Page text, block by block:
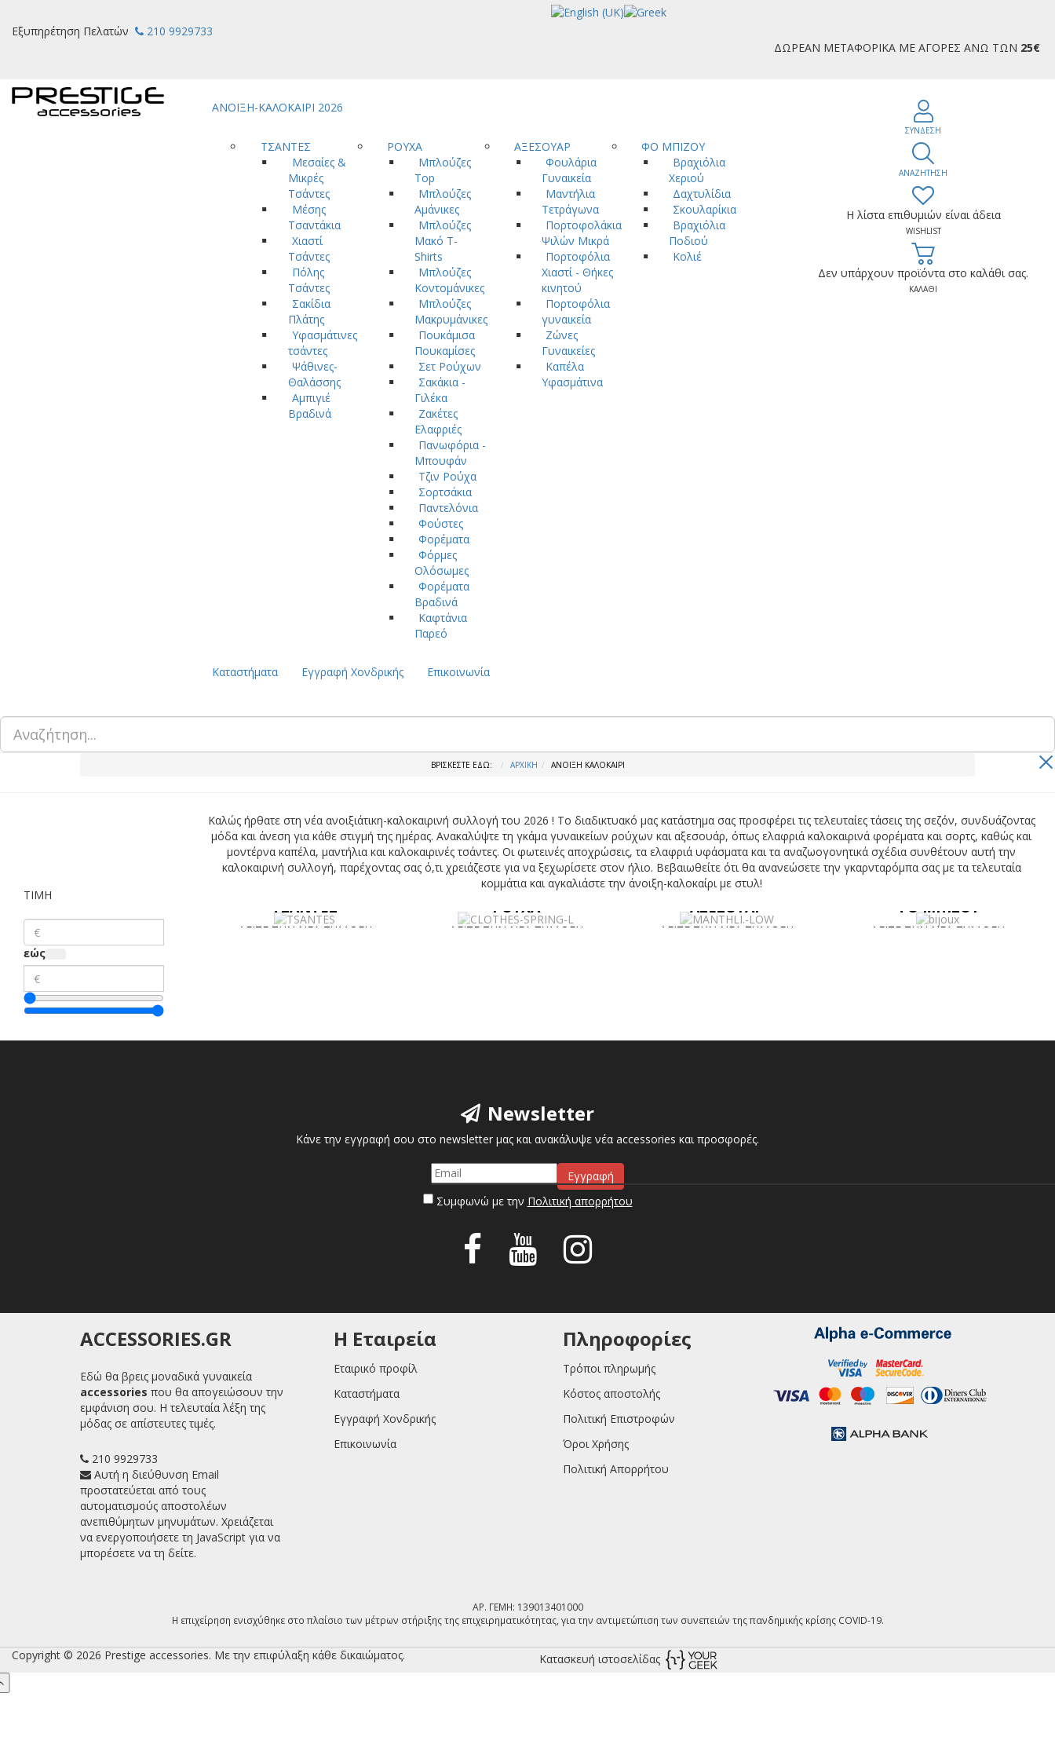
Εξυπηρέτηση Πελατών
210 9929733
ΔΩΡΕΑΝ ΜΕΤΑΦΟΡΙΚΑ ΜΕ ΑΓΟΡΕΣ ΑΝΩ ΤΩΝ 25€
ΑΝΟΙΞΗ-ΚΑΛΟΚΑΙΡΙ 2026
ΤΣΑΝΤΕΣ
Μεσαίες &
Μικρές
Τσάντες
Μέσης
Τσαντάκια
Χιαστί
Τσάντες
Πόλης
Τσάντες
Σακίδια
Πλάτης
Υφασμάτινες
τσάντες
Ψάθινες-
Θαλάσσης
Αμπιγιέ
Βραδινά
ΡΟΥΧΑ
Μπλούζες
Top
Μπλούζες
Αμάνικες
Μπλούζες
Μακό T-
Shirts
Μπλούζες
Κοντομάνικες
Μπλούζες
Μακρυμάνικες
Πουκάμισα
Πουκαμίσες
Σετ Ρούχων
Σακάκια -
Γιλέκα
Ζακέτες
Ελαφριές
Πανωφόρια -
Μπουφάν
Τζιν Ρούχα
Σορτσάκια
Παντελόνια
Φούστες
Φορέματα
Φόρμες
Ολόσωμες
Φορέματα
Βραδινά
Καφτάνια
Παρεό
ΑΞΕΣΟΥΑΡ
Φουλάρια
Γυναικεία
Μαντήλια
Τετράγωνα
Πορτοφολάκια
Ψιλών Μικρά
Πορτοφόλια
Χιαστί - Θήκες
κινητού
Πορτοφόλια
γυναικεία
Ζώνες
Γυναικείες
Καπέλα
Υφασμάτινα
ΦΟ ΜΠΙΖΟΥ
Βραχιόλια
Χεριού
Δαχτυλίδια
Σκουλαρίκια
Βραχιόλια
Ποδιού
Κολιέ
Καταστήματα Εγγραφή Χονδρικής Επικοινωνία
ΣΥΝΔΕΣΗ
ΑΝΑΖΗΤΗΣΗ
Η λίστα επιθυμιών είναι άδεια
WISHLIST
Δεν υπάρχουν προϊόντα στο καλάθι σας.
ΚΑΛΑΘΙ
Αναζήτηση...
ΒΡΊΣΚΕΣΤΕ ΕΔΏ: ΑΡΧΙΚΉ ΑΝΟΙΞΗ ΚΑΛΟΚΑΙΡΙ
Καλώς ήρθατε στη νέα ανοιξιάτικη-καλοκαιρινή συλλογή του 2026 ! Το διαδικτυακό μας κατάστημα σας προσφέρει τις τελευταίες τάσεις της σεζόν, συνδυάζοντας
μόδα και άνεση για κάθε στιγμή της ημέρας. Ανακαλύψτε τη γκάμα γυναικείων ρούχων και αξεσουάρ, όπως ελαφριά καλοκαιρινά φορέματα και σορτς, καθώς και
μοντέρνα καπέλα, μαντήλια και καλοκαιρινές τσάντες. Οι φωτεινές αποχρώσεις, τα ελαφριά υφάσματα και τα αναζωογονητικά σχέδια συνθέτουν αυτή την
καλοκαιρινή συλλογή, παρέχοντας σας ό,τι χρειάζεστε για να ξεχωρίσετε στον ήλιο. Βεβαιωθείτε ότι θα ανανεώσετε την γκαρνταρόμπα σας με τα τελευταία
κομμάτια και αγκαλιάστε την άνοιξη-καλοκαίρι με στυλ!
ΤΣΑΝΤΕΣ
ΔΕΙΤΕ ΤΗΝ ΝΕΑ ΣΥΛΛΟΓΗ
ΡΟΥΧΑ
ΔΕΙΤΕ ΤΗΝ ΝΕΑ ΣΥΛΛΟΓΗ
ΑΞΕΣΟΥΑΡ
ΔΕΙΤΕ ΤΗΝ ΝΕΑ ΣΥΛΛΟΓΗ
ΦΟ ΜΠΙΖΟΥ
ΔΕΙΤΕ ΤΗΝ ΝΕΑ ΣΥΛΛΟΓΗ
ΤΙΜΗ
εώς
Newsletter
Κάνε την εγγραφή σου στο newsletter μας και ανακάλυψε νέα accessories και προσφορές.
Συμφωνώ με την Πολιτική απορρήτου
ACCESSORIES.GR
Εδώ θα βρεις μοναδικά γυναικεία
accessories που θα απογειώσουν την
εμφάνιση σου. Η τελευταία λέξη της
μόδας σε απίστευτες τιμές.
210 9929733
Αυτή η διεύθυνση Email
προστατεύεται από τους
αυτοματισμούς αποστολέων
ανεπιθύμητων μηνυμάτων. Χρειάζεται
να ενεργοποιήσετε τη JavaScript για να
μπορέσετε να τη δείτε.
H Εταιρεία
Εταιρικό προφίλ
Καταστήματα
Εγγραφή Χονδρικής
Επικοινωνία
Πληροφορίες
Τρόποι πληρωμής
Κόστος αποστολής
Πολιτική Επιστροφών
Όροι Χρήσης
Πολιτική Απορρήτου
ΑΡ. ΓΕΜΗ: 139013401000
Η επιχείρηση ενισχύθηκε στο πλαίσιο των μέτρων στήριξης της επιχειρηματικότητας, για την αντιμετώπιση των συνεπειών της πανδημικής κρίσης COVID-19.
Copyright © 2026 Prestige accessories. Με την επιφύλαξη κάθε δικαιώματος.
Κατασκευή ιστοσελίδας